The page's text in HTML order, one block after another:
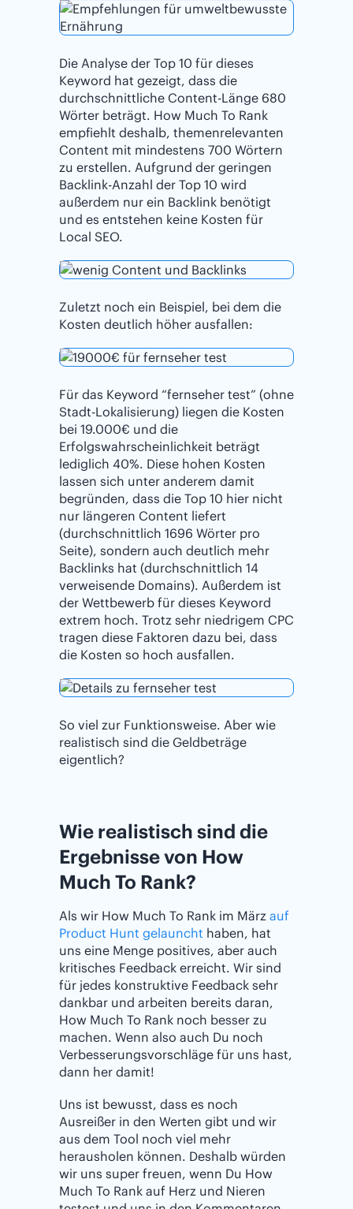
Die Analyse der Top 10 für dieses
Keyword hat gezeigt, dass die
durchschnittliche Content-Länge 680
Wörter beträgt. How Much To Rank
empfiehlt deshalb, themenrelevanten
Content mit mindestens 700 Wörtern
zu erstellen. Aufgrund der geringen
Backlink-Anzahl der Top 10 wird
außerdem nur ein Backlink benötigt
und es entstehen keine Kosten für
Local SEO.
Zuletzt noch ein Beispiel, bei dem die
Kosten deutlich höher ausfallen:
Für das Keyword “fernseher test” (ohne
Stadt-Lokalisierung) liegen die Kosten
bei 19.000€ und die
Erfolgswahrscheinlichkeit beträgt
lediglich 40%. Diese hohen Kosten
lassen sich unter anderem damit
begründen, dass die Top 10 hier nicht
nur längeren Content liefert
(durchschnittlich 1696 Wörter pro
Seite), sondern auch deutlich mehr
Backlinks hat (durchschnittlich 14
verweisende Domains). Außerdem ist
der Wettbewerb für dieses Keyword
extrem hoch. Trotz sehr niedrigem CPC
tragen diese Faktoren dazu bei, dass
die Kosten so hoch ausfallen.
So viel zur Funktionsweise. Aber wie
realistisch sind die Geldbeträge
eigentlich?
Wie realistisch sind die
Ergebnisse von How
Much To Rank?
Als wir How Much To Rank im März auf
Product Hunt gelauncht haben, hat
uns eine Menge positives, aber auch
kritisches Feedback erreicht. Wir sind
für jedes konstruktive Feedback sehr
dankbar und arbeiten bereits daran,
How Much To Rank noch besser zu
machen. Wenn also auch Du noch
Verbesserungsvorschläge für uns hast,
dann her damit!
Uns ist bewusst, dass es noch
Ausreißer in den Werten gibt und wir
aus dem Tool noch viel mehr
herausholen können. Deshalb würden
wir uns super freuen, wenn Du How
Much To Rank auf Herz und Nieren